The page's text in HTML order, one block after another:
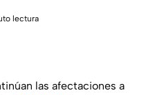
lectura
las afectaciones a